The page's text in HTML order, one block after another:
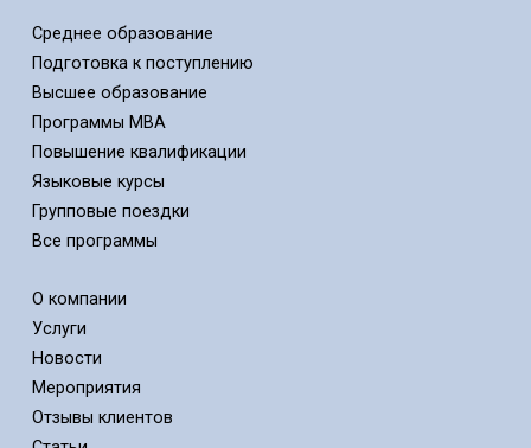
Среднее образование
Подготовка к поступлению
Высшее образование
Программы MBA
Повышение квалификации
Языковые курсы
Групповые поездки
Все программы
О компании
Услуги
Новости
Мероприятия
Отзывы клиентов